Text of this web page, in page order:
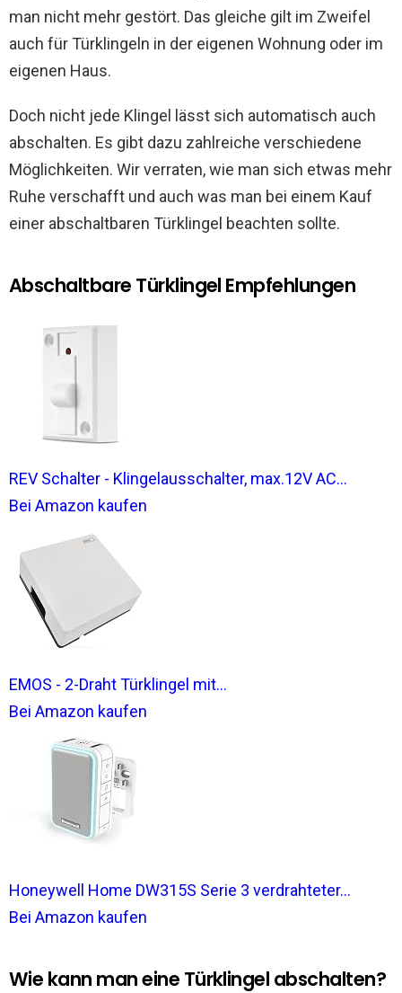
man nicht mehr gestört. Das gleiche gilt im Zweifel
auch für Türklingeln in der eigenen Wohnung oder im
eigenen Haus.
Doch nicht jede Klingel lässt sich automatisch auch
abschalten. Es gibt dazu zahlreiche verschiedene
Möglichkeiten. Wir verraten, wie man sich etwas mehr
Ruhe verschafft und auch was man bei einem Kauf
einer abschaltbaren Türklingel beachten sollte.
Abschaltbare Türklingel Empfehlungen
REV Schalter - Klingelausschalter, max.12V AC...
Bei Amazon kaufen
EMOS - 2-Draht Türklingel mit...
Bei Amazon kaufen
Honeywell Home DW315S Serie 3 verdrahteter...
Bei Amazon kaufen
Wie kann man eine Türklingel abschalten?